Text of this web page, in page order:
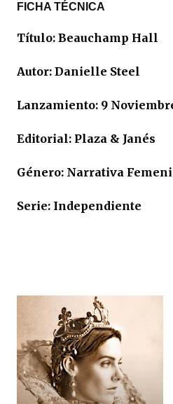
FICHA TÉCNICA
Título: Beauchamp Hall
Autor: Danielle Steel
Lanzamiento: 9
Editorial: Plaza & Janés
Género: Narrativa
Serie: Independiente